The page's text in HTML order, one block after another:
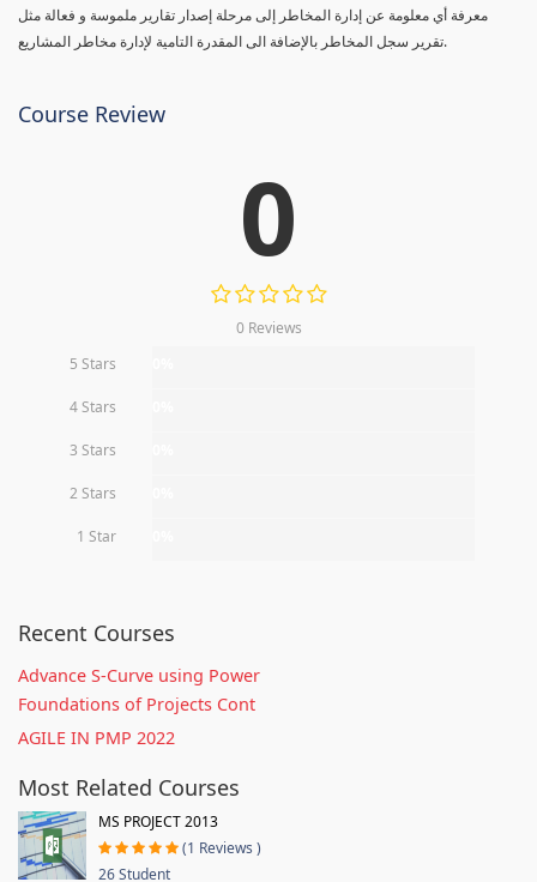
معرفة أي معلومة عن إدارة المخاطر إلى مرحلة إصدار تقارير ملموسة و فعالة مثل
تقرير سجل المخاطر بالإضافة الى المقدرة التامية لإدارة مخاطر المشاريع.
Course Review
0
0 Reviews
5 Stars
4 Stars
3 Stars
2 Stars
1 Star
Recent Courses
Advance S-Curve using Power
Foundations of Projects Cont
AGILE IN PMP 2022
Most Related Courses
MS PROJECT 2013
(1 Reviews )
26 Student